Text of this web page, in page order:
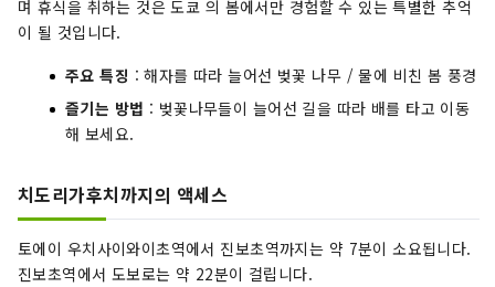
며 휴식을 취하는 것은 도쿄 의 봄에서만 경험할 수 있는 특별한 추억
이 될 것입니다.
주요 특징 : 해자를 따라 늘어선 벚꽃 나무 / 물에 비친 봄 풍경
즐기는 방법 : 벚꽃나무들이 늘어선 길을 따라 배를 타고 이동
해 보세요.
치도리가후치까지의 액세스
토에이 우치사이와이초역에서 진보초역까지는 약 7분이 소요됩니다.
진보초역에서 도보로는 약 22분이 걸립니다.